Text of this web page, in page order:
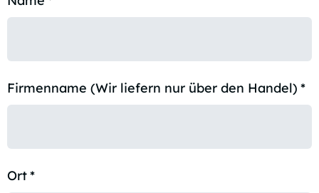
Firmenname (Wir liefern nur über den Handel) *
Ort*